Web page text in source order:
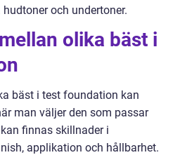
och undertoner.
olika bäst i
bäst i test foundation kan
man väljer den som passar
finnas skillnader i
applikation och hållbarhet.